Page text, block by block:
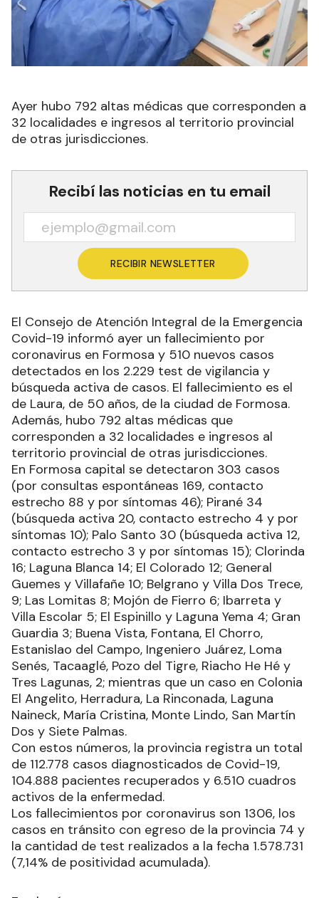
Ayer hubo 792 altas médicas que corresponden a
32 localidades e ingresos al territorio provincial
de otras jurisdicciones.
Recibí las noticias en tu email
RECIBIR NEWSLETTER
El Consejo de Atención Integral de la Emergencia
Covid-19 informó ayer un fallecimiento por
coronavirus en Formosa y 510 nuevos casos
detectados en los 2.229 test de vigilancia y
búsqueda activa de casos. El fallecimiento es el
de Laura, de 50 años, de la ciudad de Formosa.
Además, hubo 792 altas médicas que
corresponden a 32 localidades e ingresos al
territorio provincial de otras jurisdicciones.
En Formosa capital se detectaron 303 casos
(por consultas espontáneas 169, contacto
estrecho 88 y por síntomas 46); Pirané 34
(búsqueda activa 20, contacto estrecho 4 y por
síntomas 10); Palo Santo 30 (búsqueda activa 12,
contacto estrecho 3 y por síntomas 15); Clorinda
16; Laguna Blanca 14; El Colorado 12; General
Guemes y Villafañe 10; Belgrano y Villa Dos Trece,
9; Las Lomitas 8; Mojón de Fierro 6; Ibarreta y
Villa Escolar 5; El Espinillo y Laguna Yema 4; Gran
Guardia 3; Buena Vista, Fontana, El Chorro,
Estanislao del Campo, Ingeniero Juárez, Loma
Senés, Tacaaglé, Pozo del Tigre, Riacho He Hé y
Tres Lagunas, 2; mientras que un caso en Colonia
El Angelito, Herradura, La Rinconada, Laguna
Naineck, María Cristina, Monte Lindo, San Martín
Dos y Siete Palmas.
Con estos números, la provincia registra un total
de 112.778 casos diagnosticados de Covid-19,
104.888 pacientes recuperados y 6.510 cuadros
activos de la enfermedad.
Los fallecimientos por coronavirus son 1306, los
casos en tránsito con egreso de la provincia 74 y
la cantidad de test realizados a la fecha 1.578.731
(7,14% de positividad acumulada).